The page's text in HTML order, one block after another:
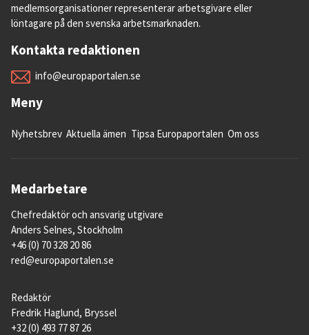
medlemsorganisationer representerar arbetsgivare eller
löntagare på den svenska arbetsmarknaden.
Kontakta redaktionen
info@europaportalen.se
Meny
Nyhetsbrev Aktuella ämen Tipsa Europaportalen Om oss
Medarbetare
Chefredaktör och ansvarig utgivare
Anders Selnes, Stockholm
+46 (0) 70 328 20 86
red@europaportalen.se
Redaktör
Fredrik Haglund, Bryssel
+32 (0) 493 77 87 26